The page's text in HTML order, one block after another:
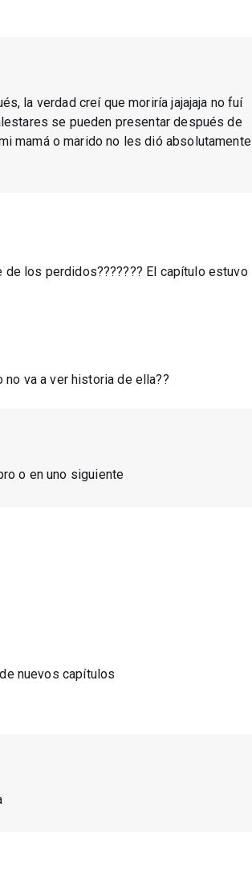
la verdad creí que moriría jajajaja no fuí
se pueden presentar después de
mamá o marido no les dió absolutamente
los perdidos??????? El capítulo estuvo
no va a ver historia de ella??
o en uno siguiente
nuevos capítulos